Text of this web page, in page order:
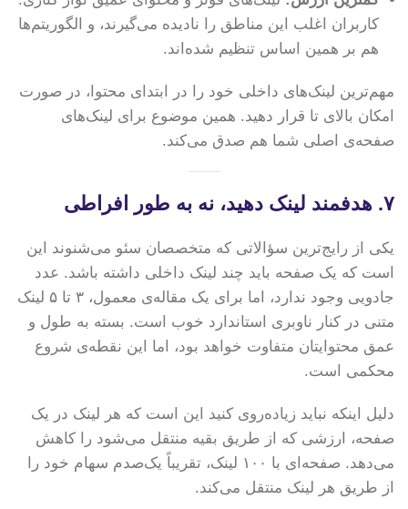
کاربران اغلب این مناطق را نادیده می‌گیرند، و الگوریتم‌ها
هم بر همین اساس تنظیم شده‌اند.
مهم‌ترین لینک‌های داخلی خود را در ابتدای محتوا، در صورت
امکان بالای تا قرار دهید. همین موضوع برای لینک‌های
صفحه‌ی اصلی شما هم صدق می‌کند.
۷. هدفمند لینک دهید، نه به طور افراطی
یکی از رایج‌ترین سؤالاتی که متخصصان سئو می‌شنوند این
است که یک صفحه باید چند لینک داخلی داشته باشد. عدد
جادویی وجود ندارد، اما برای یک مقاله‌ی معمول، ۳ تا ۵ لینک
متنی در کنار ناوبری استاندارد خوب است. بسته به طول و
عمق محتوایتان متفاوت خواهد بود، اما این نقطه‌ی شروع
محکمی است.
دلیل اینکه نباید زیاده‌روی کنید این است که هر لینک در یک
صفحه، ارزشی که از طریق بقیه منتقل می‌شود را کاهش
می‌دهد. صفحه‌ای با ۱۰۰ لینک، تقریباً یک‌صدم سهام خود را
از طریق هر لینک منتقل می‌کند.